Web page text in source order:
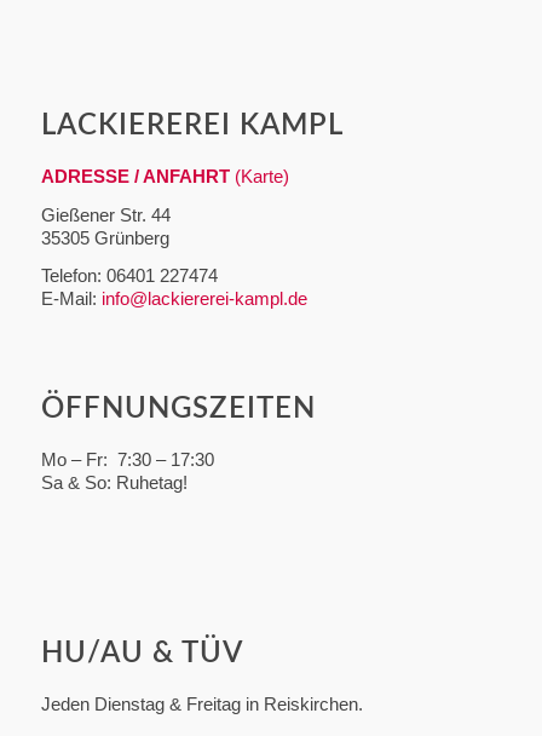
LACKIEREREI KAMPL
ADRESSE / ANFAHRT(Karte)
Gießener Str. 44
35305 Grünberg
Telefon: 06401 227474
E-Mail: info@lackiererei-kampl.de
ÖFFNUNGSZEITEN
Mo – Fr: 7:30 – 17:30
Sa & So: Ruhetag!
HU/AU & TÜV
Jeden Dienstag & Freitag in Reiskirchen.